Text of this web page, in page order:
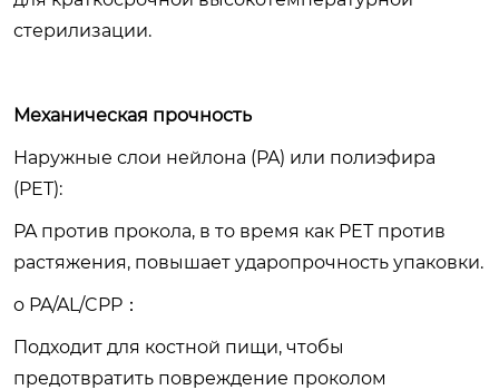
стерилизации.
Механическая прочность
Наружные слои нейлона (PA) или полиэфира
(PET):
PA против прокола, в то время как PEТ против
растяжения, повышает ударопрочность упаковки.
o PA/AL/CPP：
Подходит для костной пищи, чтобы
предотвратить повреждение проколом